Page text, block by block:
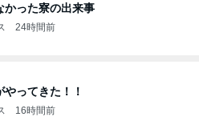
かった寮の出来事
24時間前
ってきた！！
16時間前